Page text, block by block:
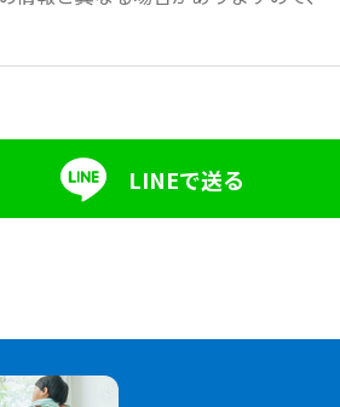
LINEで送る